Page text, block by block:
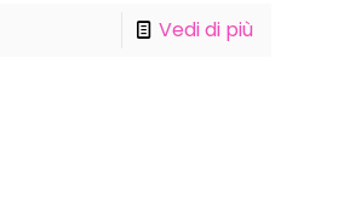
Vedi di più